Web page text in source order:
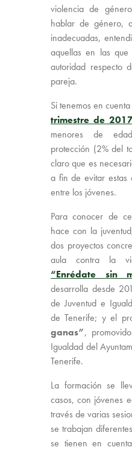
violencia de
hablar de género,
inadecuadas,
aquellas en las
autoridad respecto
pareja.
Si tenemos en
trimestre de
menores de
protección (2% del
claro que es
a fin de evitar estas
entre los jóvenes.
Para conocer de
hace con la
dos proyectos
aula contra la
“Enrédate sin
desarrolla desde
de Juventud e
de Tenerife; y el
ganas”,
Igualdad del
Tenerife.
La formación se
casos, con jóvenes
través de varias
se trabajan
se tienen en